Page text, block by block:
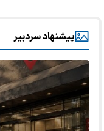
پیشنهاد سردبیر